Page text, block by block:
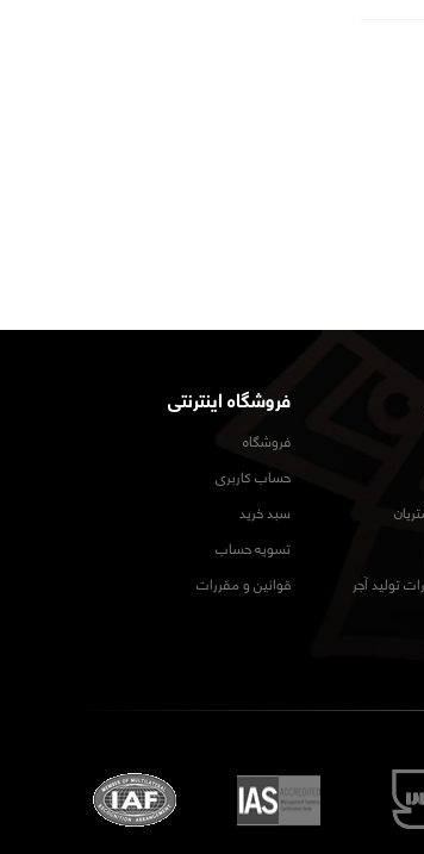
تولید آجر
فروشگاه اینترنتی
فروشگاه
حساب کاربری
سبد خرید
تسویه حساب
قوانین و مقررات